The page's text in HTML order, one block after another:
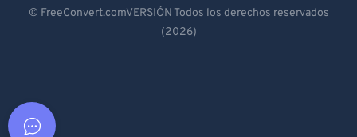
Español
© FreeConvert.comVERSIÓN Todos los derechos reservados
(2026)